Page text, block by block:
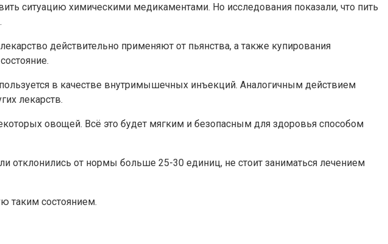
ситуацию химическими медикаментами. Но исследования показали, что пить
действительно применяют от пьянства, а также купирования
в качестве внутримышечных инъекций. Аналогичным действием
лекарств.
овощей. Всё это будет мягким и безопасным для здоровья способом
отклонились от нормы больше 25-30 единиц, не стоит заниматься лечением
таким состоянием.